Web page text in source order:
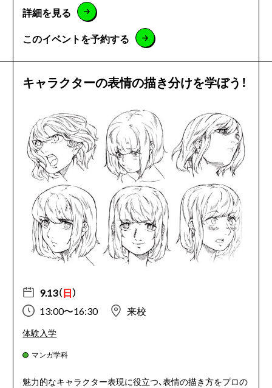
詳細を見る
このイベントを予約する
キャラクターの表情の描き分けを学ぼう！
9.13（日）
13:00〜16:30
来校
体験入学
マンガ学科
魅力的なキャラクター表現に役立つ、表情の描き方をプロの